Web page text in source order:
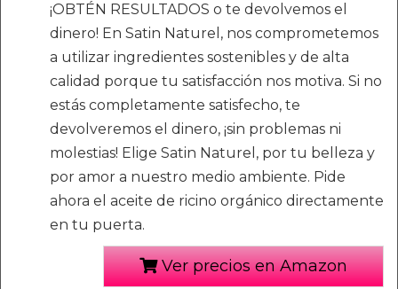
¡OBTÉN RESULTADOS o te devolvemos el
dinero! En Satin Naturel, nos comprometemos
a utilizar ingredientes sostenibles y de alta
calidad porque tu satisfacción nos motiva. Si no
estás completamente satisfecho, te
devolveremos el dinero, ¡sin problemas ni
molestias! Elige Satin Naturel, por tu belleza y
por amor a nuestro medio ambiente. Pide
ahora el aceite de ricino orgánico directamente
en tu puerta.
Ver precios en Amazon